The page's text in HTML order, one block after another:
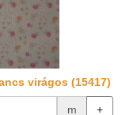
virágos (15417)
m +